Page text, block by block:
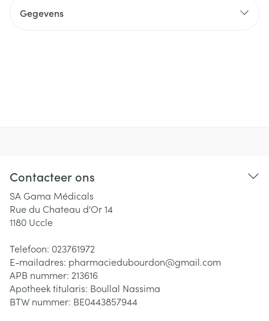
Gegevens
Contacteer ons
SA Gama Médicals
Rue du Chateau d'Or 14
1180 Uccle
Telefoon: 023761972
E-mailadres: pharmaciedubourdon@gmail.com
APB nummer: 213616
Apotheek titularis: Boullal Nassima
BTW nummer: BE0443857944